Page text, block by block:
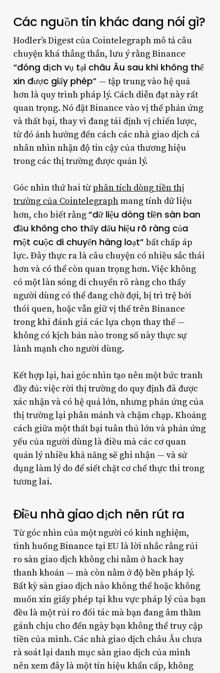
Các nguồn tin khác đang nói gì?
Hodler’s Digest của Cointelegraph mô tả câu
chuyện khá thẳng thắn, lưu ý rằng Binance
“đóng dịch vụ tại châu Âu sau khi không thể
xin được giấy phép” — tập trung vào hệ quả
hơn là quy trình pháp lý. Cách diễn đạt này rất
quan trọng. Nó đặt Binance vào vị thế phản ứng
và thất bại, thay vì đang tái định vị chiến lược,
từ đó ảnh hưởng đến cách các nhà giao dịch cá
nhân nhìn nhận độ tin cậy của thương hiệu
trong các thị trường được quản lý.
Góc nhìn thứ hai từphân tích dòng tiền thị
trường của Cointelegraphmang tính dữ liệu
hơn, cho biết rằng“dữ liệu dòng tiền sàn ban
đầu không cho thấy dấu hiệu rõ ràng của
một cuộc di chuyển hàng loạt” bất chấp áp
lực. Đây thực ra là câu chuyện có nhiều sắc thái
hơn và có thể còn quan trọng hơn. Việc không
có một làn sóng di chuyển rõ ràng cho thấy
người dùng có thể đang chờ đợi, bị trì trệ bởi
thói quen, hoặc vẫn giữ vị thế trên Binance
trong khi đánh giá các lựa chọn thay thế —
không có kịch bản nào trong số này thực sự
lành mạnh cho người dùng.
Kết hợp lại, hai góc nhìn tạo nên một bức tranh
đầy đủ: việc rời thị trường do quy định đã được
xác nhận và có hệ quả lớn, nhưng phản ứng của
thị trường lại phân mảnh và chậm chạp. Khoảng
cách giữa một thất bại tuân thủ lớn và phản ứng
yếu của người dùng là điều mà các cơ quan
quản lý nhiều khả năng sẽ ghi nhận — và sử
dụng làm lý do để siết chặt cơ chế thực thi trong
tương lai.
Điều nhà giao dịch nên rút ra
Từ góc nhìn của một người có kinh nghiệm,
tình huống Binance tại EU là lời nhắc rằng rủi
ro sàn giao dịch không chỉ nằm ở hack hay
thanh khoản — mà còn nằm ở độ bền pháp lý.
Bất kỳ sàn giao dịch nào không thể hoặc không
muốn xin giấy phép tại khu vực pháp lý của bạn
đều là một rủi ro đối tác mà bạn đang âm thầm
gánh chịu cho đến ngày bạn không thể truy cập
tiền của mình. Các nhà giao dịch châu Âu chưa
rà soát lại danh mục sàn giao dịch của mình
nên xem đây là một tín hiệu khẩn cấp, không